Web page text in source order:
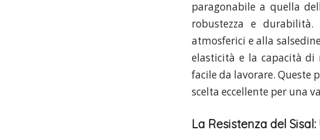
paragonabile a quella
robustezza e
atmosferici e alla
elasticità e la capacità
facile da lavorare. Queste
scelta eccellente per una
La Resistenza del